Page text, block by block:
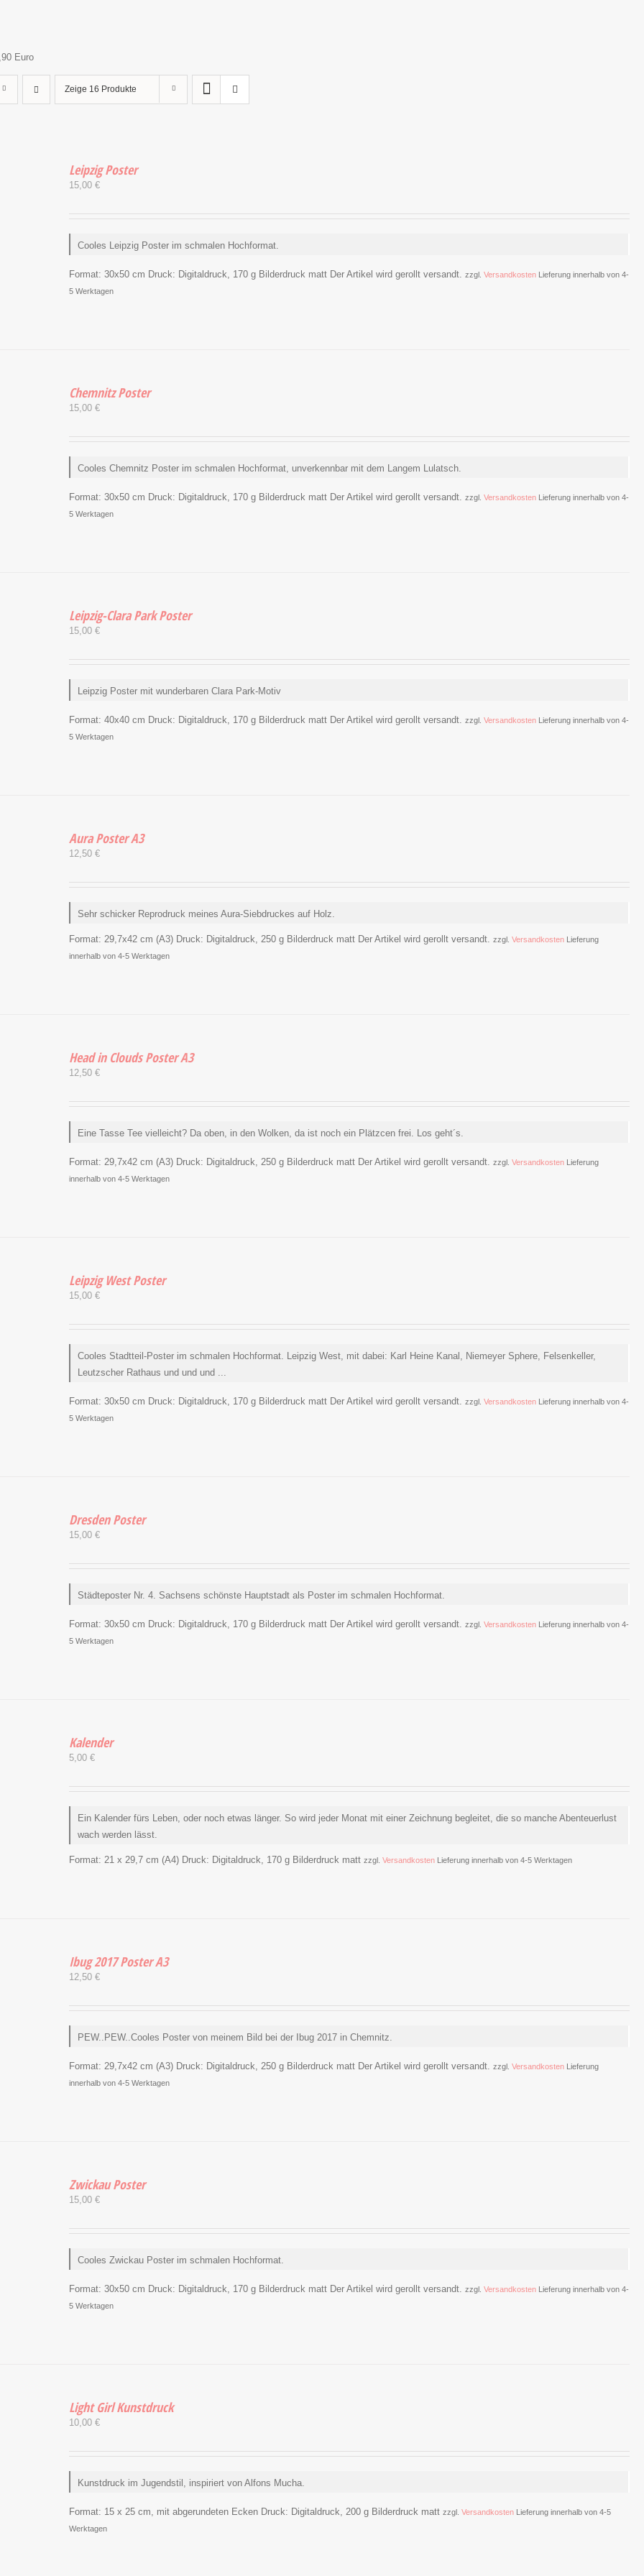
Euro
Zeige 16 Produkte
Leipzig Poster
15,00 €
Cooles Leipzig Poster im schmalen Hochformat.
Format: 30x50 cm Druck: Digitaldruck, 170 g Bilderdruck matt Der Artikel wird gerollt versandt. zzgl. VersandkostenLieferung innerhalb von 4-
5 Werktagen
Chemnitz Poster
15,00 €
Cooles Chemnitz Poster im schmalen Hochformat, unverkennbar mit dem Langem Lulatsch.
Format: 30x50 cm Druck: Digitaldruck, 170 g Bilderdruck matt Der Artikel wird gerollt versandt. zzgl. VersandkostenLieferung innerhalb von 4-
5 Werktagen
Leipzig-Clara Park Poster
15,00 €
Leipzig Poster mit wunderbaren Clara Park-Motiv
Format: 40x40 cm Druck: Digitaldruck, 170 g Bilderdruck matt Der Artikel wird gerollt versandt. zzgl. VersandkostenLieferung innerhalb von 4-
5 Werktagen
Aura Poster A3
12,50 €
Sehr schicker Reprodruck meines Aura-Siebdruckes auf Holz.
Format: 29,7x42 cm (A3) Druck: Digitaldruck, 250 g Bilderdruck matt Der Artikel wird gerollt versandt. zzgl. VersandkostenLieferung
innerhalb von 4-5 Werktagen
Head in Clouds Poster A3
12,50 €
Eine Tasse Tee vielleicht? Da oben, in den Wolken, da ist noch ein Plätzcen frei. Los geht´s.
Format: 29,7x42 cm (A3) Druck: Digitaldruck, 250 g Bilderdruck matt Der Artikel wird gerollt versandt. zzgl. VersandkostenLieferung
innerhalb von 4-5 Werktagen
Leipzig West Poster
15,00 €
Cooles Stadtteil-Poster im schmalen Hochformat. Leipzig West, mit dabei: Karl Heine Kanal, Niemeyer Sphere, Felsenkeller,
Leutzscher Rathaus und und und ...
Format: 30x50 cm Druck: Digitaldruck, 170 g Bilderdruck matt Der Artikel wird gerollt versandt. zzgl. VersandkostenLieferung innerhalb von 4-
5 Werktagen
Dresden Poster
15,00 €
Städteposter Nr. 4. Sachsens schönste Hauptstadt als Poster im schmalen Hochformat.
Format: 30x50 cm Druck: Digitaldruck, 170 g Bilderdruck matt Der Artikel wird gerollt versandt. zzgl. VersandkostenLieferung innerhalb von 4-
5 Werktagen
Kalender
5,00 €
Ein Kalender fürs Leben, oder noch etwas länger. So wird jeder Monat mit einer Zeichnung begleitet, die so manche Abenteuerlust
wach werden lässt.
Format: 21 x 29,7 cm (A4) Druck: Digitaldruck, 170 g Bilderdruck matt zzgl. VersandkostenLieferung innerhalb von 4-5 Werktagen
Ibug 2017 Poster A3
12,50 €
PEW..PEW..Cooles Poster von meinem Bild bei der Ibug 2017 in Chemnitz.
Format: 29,7x42 cm (A3) Druck: Digitaldruck, 250 g Bilderdruck matt Der Artikel wird gerollt versandt. zzgl. VersandkostenLieferung
innerhalb von 4-5 Werktagen
Zwickau Poster
15,00 €
Cooles Zwickau Poster im schmalen Hochformat.
Format: 30x50 cm Druck: Digitaldruck, 170 g Bilderdruck matt Der Artikel wird gerollt versandt. zzgl. VersandkostenLieferung innerhalb von 4-
5 Werktagen
Light Girl Kunstdruck
10,00 €
Kunstdruck im Jugendstil, inspiriert von Alfons Mucha.
Format: 15 x 25 cm, mit abgerundeten Ecken Druck: Digitaldruck, 200 g Bilderdruck matt zzgl. VersandkostenLieferung innerhalb von 4-5
Werktagen